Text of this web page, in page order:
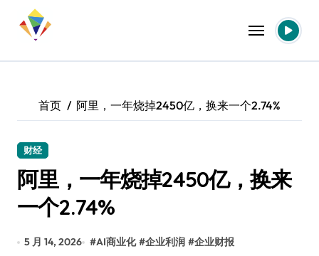
首页 阿里，一年烧掉2450亿，换来一个2.74%
财经
阿里，一年烧掉2450亿，换来
一个2.74%
5 月 14, 2026 #AI商业化 #企业利润 #企业财报